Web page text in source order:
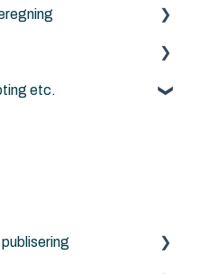
.tpl and .mod etc.)
etc.